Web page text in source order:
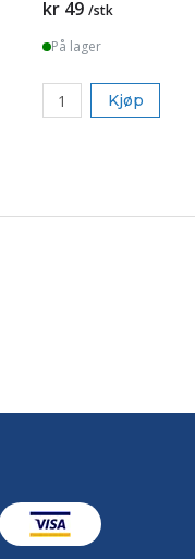
kr 49 /stk
På lager
Kjøp